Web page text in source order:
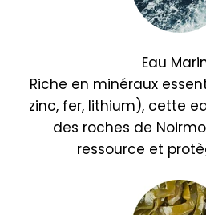
Eau
Riche en minéraux
zinc, fer, lithium), cette
des roches de
ressource et